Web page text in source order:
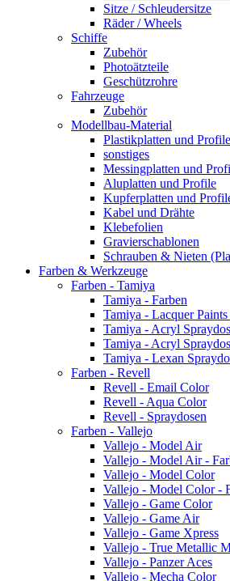
Sitze / Schleudersitze
Räder / Wheels
Schiffe
Zubehör
Photoätzteile
Geschützrohre
Fahrzeuge
Zubehör
Modellbau-Material
Plastikplatten und Profile
sonstiges
Messingplatten und
Aluplatten und Profile
Kupferplatten und
Kabel und Drähte
Klebefolien
Gravierschablonen
Schrauben & Nieten
Farben & Werkzeuge
Farben - Tamiya
Tamiya - Farben
Tamiya - Lacquer
Tamiya - Acryl
Tamiya - Acryl
Tamiya - Lexan
Farben - Revell
Revell - Email Color
Revell - Aqua Color
Revell - Spraydosen
Farben - Vallejo
Vallejo - Model Air
Vallejo - Model Air -
Vallejo - Model Color
Vallejo - Model Color -
Vallejo - Game Color
Vallejo - Game Air
Vallejo - Game Xpress
Vallejo - True Metallic
Vallejo - Panzer Aces
Vallejo - Mecha Color